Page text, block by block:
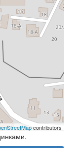
contributors